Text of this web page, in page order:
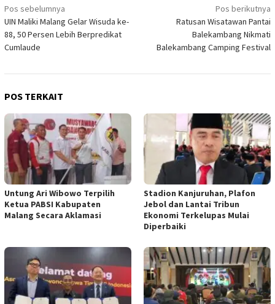
Navigasi
pos
Pos sebelumnya
UIN Maliki Malang Gelar Wisuda ke-
88, 50 Persen Lebih Berpredikat
Cumlaude
Pos berikutnya
Ratusan Wisatawan Pantai
Balekambang Nikmati
Balekambang Camping Festival
POS TERKAIT
Untung Ari Wibowo Terpilih
Ketua PABSI Kabupaten
Malang Secara Aklamasi
Stadion Kanjuruhan, Plafon
Jebol dan Lantai Tribun
Ekonomi Terkelupas Mulai
Diperbaiki